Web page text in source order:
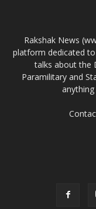
Rakshak News
platform dedicated
talks about the
Paramilitary and